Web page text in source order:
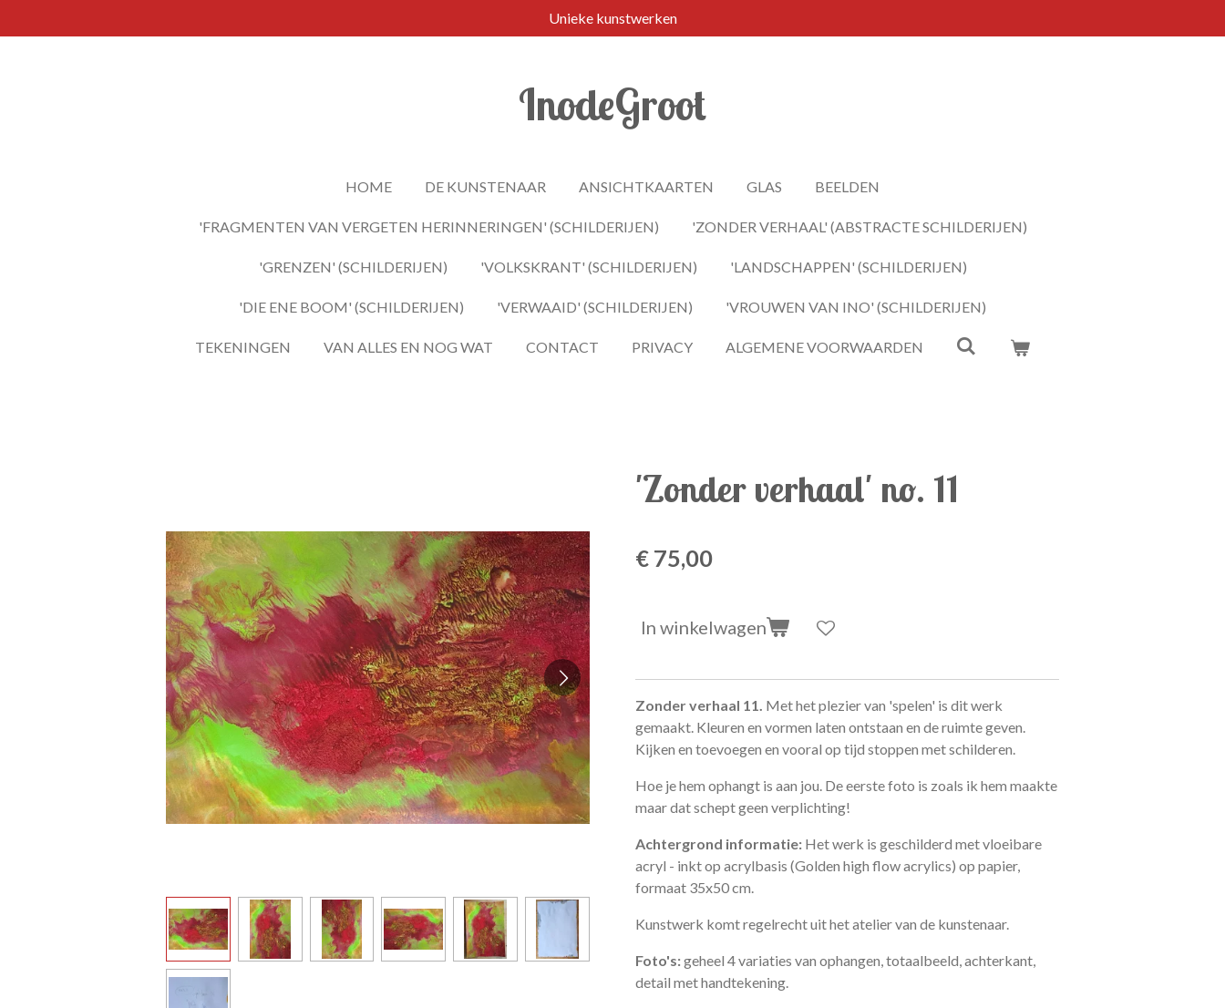
direct
Unieke kunstwerken
InodeGroot
HOME DE KUNSTENAAR ANSICHTKAARTEN GLAS BEELDEN
'FRAGMENTEN VAN VERGETEN HERINNERINGEN' (SCHILDERIJEN) 'ZONDER VERHAAL' (ABSTRACTE SCHILDERIJEN)
'GRENZEN' (SCHILDERIJEN) 'VOLKSKRANT' (SCHILDERIJEN) 'LANDSCHAPPEN' (SCHILDERIJEN)
'DIE ENE BOOM' (SCHILDERIJEN) 'VERWAAID' (SCHILDERIJEN) 'VROUWEN VAN INO' (SCHILDERIJEN)
TEKENINGEN VAN ALLES EN NOG WAT CONTACT PRIVACY ALGEMENE VOORWAARDEN
'Zonder verhaal' no. 11
€ 75,00
In winkelwagen
Zonder verhaal 11. Met het plezier van 'spelen' is dit werk
gemaakt. Kleuren en vormen laten ontstaan en de ruimte geven.
Kijken en toevoegen en vooral op tijd stoppen met schilderen.
Hoe je hem ophangt is aan jou. De eerste foto is zoals ik hem maakte
maar dat schept geen verplichting!
Achtergrond informatie: Het werk is geschilderd met vloeibare
acryl - inkt op acrylbasis (Golden high flow acrylics) op papier,
formaat 35x50 cm.
Kunstwerk komt regelrecht uit het atelier van de kunstenaar.
Foto's:geheel 4 variaties van ophangen, totaalbeeld, achterkant,
detail met handtekening.